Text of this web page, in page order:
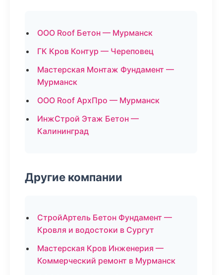
ООО Roof Бетон — Мурманск
ГК Кров Контур — Череповец
Мастерская Монтаж Фундамент —
Мурманск
ООО Roof АрхПро — Мурманск
ИнжСтрой Этаж Бетон —
Калининград
Другие компании
СтройАртель Бетон Фундамент —
Кровля и водостоки в Сургут
Мастерская Кров Инженерия —
Коммерческий ремонт в Мурманск